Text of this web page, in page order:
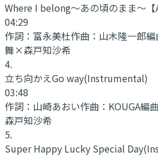
Where I belong～あの頃のまま～
04:29
作詞： 富永美杜作曲： 山木隆一郎編
舞×森戸知沙希
4.
立ち向かえGo way(Instrumental)
03:48
作詞： 山崎あおい作曲： KOUGA編
森戸知沙希
5.
Super Happy Lucky Special Day